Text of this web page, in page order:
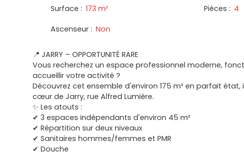
Surface : 173 m² Pièces : 4
Ascenseur : Non
📍 JARRY – OPPORTUNITÉ RARE
Vous recherchez un espace professionnel moderne,
accueillir votre activité ?
Découvrez cet ensemble d'environ 175 m² en parfait
cœur de Jarry, rue Alfred Lumière.
✨ Les atouts :
✔ 3 espaces indépendants d'environ 45 m²
✔ Répartition sur deux niveaux
✔ Sanitaires hommes/femmes et PMR
✔ Douche